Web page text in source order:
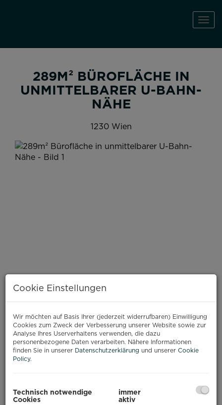
289M² BÜROFLÄCHE IN
UNMITTELBARER U-BAHN-
NÄHE
1230 Wien
Cookie Einstellungen
Wir möchten auf Basis Ihrer (jederzeit widerrufbaren) Einwilligung
Cookies zum Zweck der Verbesserung unserer Website sowie zur
Analyse Ihres Userverhaltens verwenden, die dazu
personenbezogene Daten verarbeiten. Nähere Informationen
finden Sie in unserer Datenschutzerklärung und unserer Cookie
Policy.
Technisch notwendige
Cookies
immer
aktiv